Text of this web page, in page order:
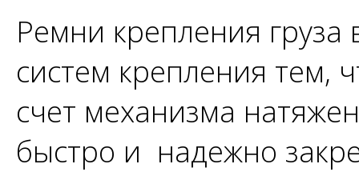
Ремни крепления груза
систем крепления тем,
счет механизма
быстро и надежно